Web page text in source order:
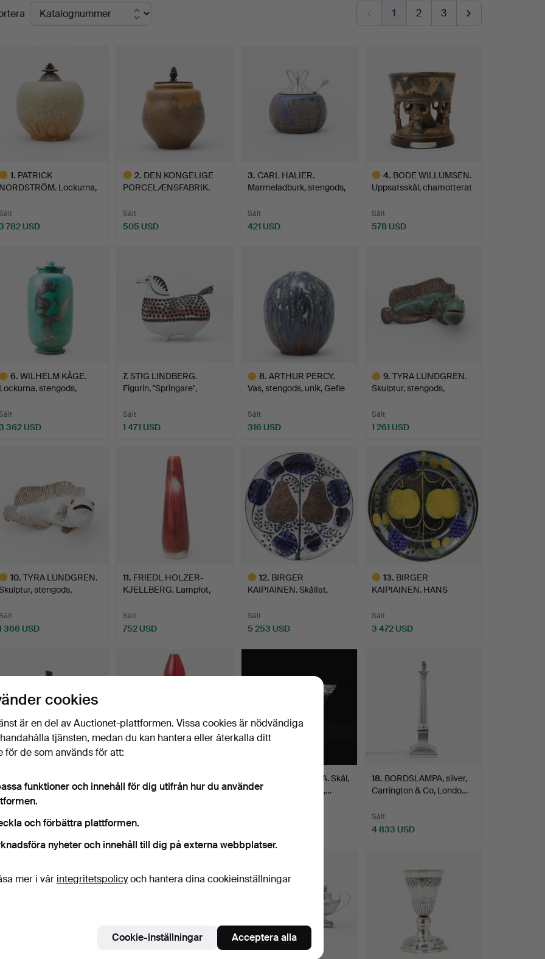
1 2 3
1. PATRICK
Lockurna,
782 USD
2. DEN KONGELIGE
PORCELÆNSFABRIK.
Sålt
505 USD
3. CARL HALIER.
Marmeladburk, stengods,
Sålt
421 USD
4. BODE WILLUMSEN.
Uppsatsskål, chamotterat
Sålt
578 USD
6. WILHELM KÅGE.
stengods,
362 USD
7. STIG LINDBERG.
Figurin, "Springare",
Sålt
1 471 USD
8. ARTHUR PERCY.
Vas, stengods, unik, Gefle
Sålt
316 USD
9. TYRA LUNDGREN.
Skulptur, stengods,
Sålt
1 261 USD
föremål
10. TYRA LUNDGREN.
stengods,
366 USD
11. FRIEDL HOLZER-
KJELLBERG. Lampfot,
Sålt
752 USD
12. BIRGER
KAIPIAINEN. Skålfat,
Sålt
5 253 USD
13. BIRGER
KAIPIAINEN. HANS
Sålt
3 472 USD
i form av päron,
043 USD
"Tulpanglas", Orrefors 1957.
1 156 USD
Utvalt
TAPIO WIRKKALA. Skål,
"Kuutonen" / Sexan",…
18. BORDSLAMPA, silver,
Carrington & Co, Londo…
Sålt
4 833 USD
cookies
är en del av Auctionet-plattformen. Vissa cookies är nödvändiga
tjänsten, medan du kan hantera eller återkalla ditt
för de som används för att:
funktioner och innehåll för dig utifrån hur du använder
och förbättra plattformen.
nyheter och innehåll till dig på externa webbplatser.
mer i vår integritetspolicyoch hantera dina cookieinställningar
Cookie-inställningar Acceptera alla